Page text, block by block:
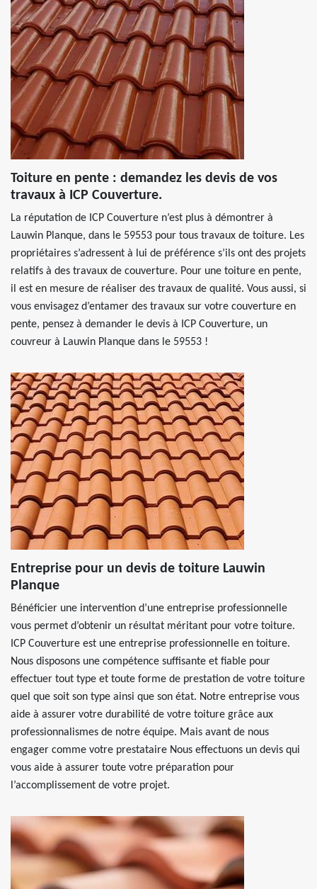
Toiture en pente : demandez les devis de vos
travaux à ICP Couverture.
La réputation de ICP Couverture n’est plus à démontrer à
Lauwin Planque, dans le 59553 pour tous travaux de toiture. Les
propriétaires s’adressent à lui de préférence s’ils ont des projets
relatifs à des travaux de couverture. Pour une toiture en pente,
il est en mesure de réaliser des travaux de qualité. Vous aussi, si
vous envisagez d’entamer des travaux sur votre couverture en
pente, pensez à demander le devis à ICP Couverture, un
couvreur à Lauwin Planque dans le 59553 !
Entreprise pour un devis de toiture Lauwin
Planque
Bénéficier une intervention d’une entreprise professionnelle
vous permet d’obtenir un résultat méritant pour votre toiture.
ICP Couverture est une entreprise professionnelle en toiture.
Nous disposons une compétence suffisante et fiable pour
effectuer tout type et toute forme de prestation de votre toiture
quel que soit son type ainsi que son état. Notre entreprise vous
aide à assurer votre durabilité de votre toiture grâce aux
professionnalismes de notre équipe. Mais avant de nous
engager comme votre prestataire Nous effectuons un devis qui
vous aide à assurer toute votre préparation pour
l’accomplissement de votre projet.